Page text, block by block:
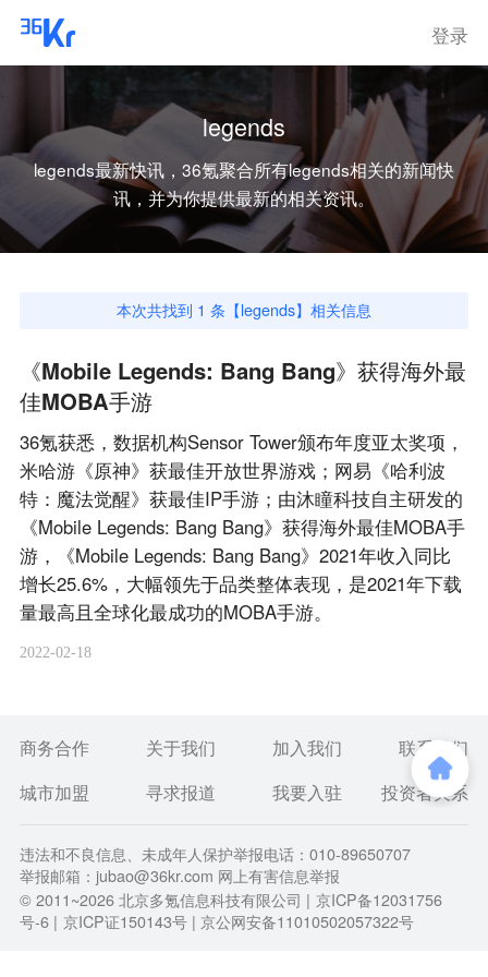
登录
legends
legends最新快讯，36氪聚合所有legends相关的新闻快
讯，并为你提供最新的相关资讯。
本次共找到 1 条【legends】相关信息
《Mobile Legends: Bang Bang》获得海外最
佳MOBA手游
36氪获悉，数据机构Sensor Tower颁布年度亚太奖项，
米哈游《原神》获最佳开放世界游戏；网易《哈利波
特：魔法觉醒》获最佳IP手游；由沐瞳科技自主研发的
《Mobile Legends: Bang Bang》获得海外最佳MOBA手
游，《Mobile Legends: Bang Bang》2021年收入同比
增长25.6%，大幅领先于品类整体表现，是2021年下载
量最高且全球化最成功的MOBA手游。
2022-02-18
商务合作 关于我们 加入我们
联系我们
城市加盟
寻求报道 我要入驻 投资者关系
违法和不良信息、未成年人保护举报电话：010-89650707
举报邮箱：jubao@36kr.com 网上有害信息举报
© 2011~2026北京多氪信息科技有限公司 | 京ICP备12031756
号-6 | 京ICP证150143号 | 京公网安备11010502057322号